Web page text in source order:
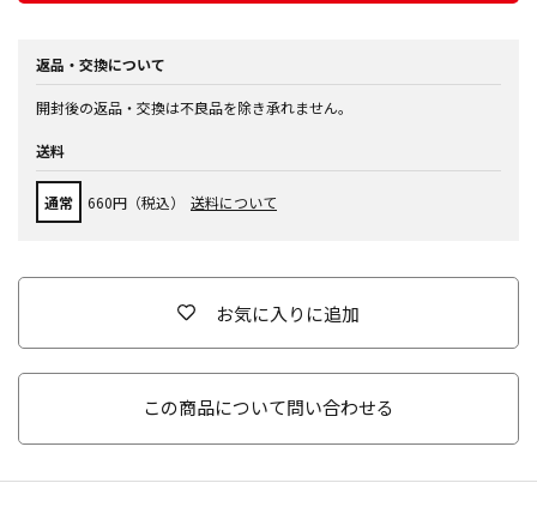
返品・交換について
開封後の返品・交換は不良品を除き承れません。
送料
通常 660円（税込） 送料について
お気に入りに追加
この商品について問い合わせる